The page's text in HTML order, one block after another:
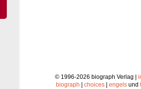
© 1996-2026 biograph Verlag |
biograph
choices engels und